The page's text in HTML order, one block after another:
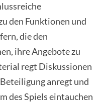
den Funktionen und
die den
ihre Angebote zu
regt Diskussionen
anregt und
des Spiels eintauchen